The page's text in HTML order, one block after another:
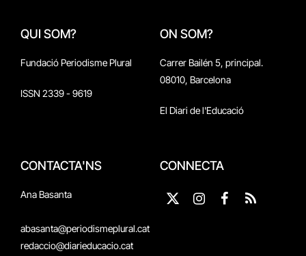
QUI SOM?
Fundació Periodisme Plural
ISSN 2339 - 9619
ON SOM?
Carrer Bailén 5, principal.
08010, Barcelona
El Diari de l'Educació
CONTACTA'NS
Ana Basanta
abasanta@periodismeplural.cat
redaccio@diarieducacio.cat
CONNECTA
X
Instagram
Facebook
RSS